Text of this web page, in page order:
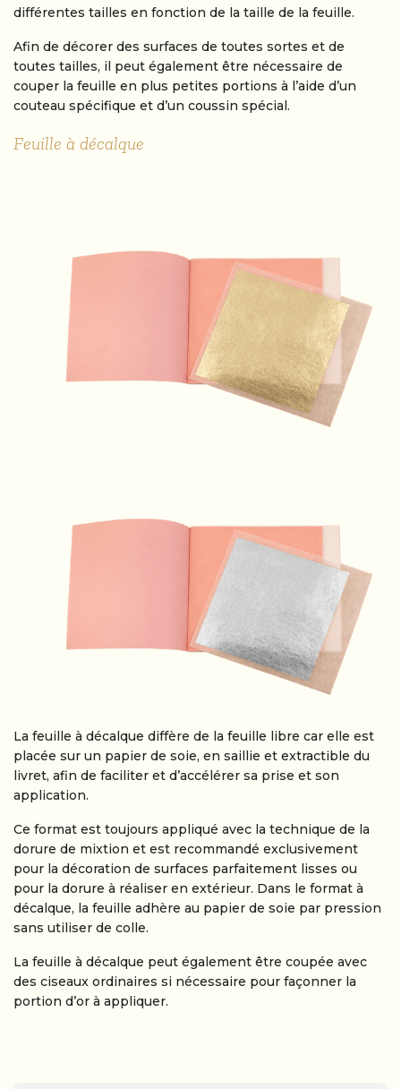
différentes tailles en fonction de la taille de la feuille.
Afin de décorer des surfaces de toutes sortes et de
toutes tailles, il peut également être nécessaire de
couper la feuille en plus petites portions à l’aide d’un
couteau spécifique et d’un coussin spécial.
Feuille à décalque
La feuille à décalque diffère de la feuille libre car elle est
placée sur un papier de soie, en saillie et extractible du
livret, afin de faciliter et d’accélérer sa prise et son
application.
Ce format est toujours appliqué avec la technique de la
dorure de mixtion et est recommandé exclusivement
pour la décoration de surfaces parfaitement lisses ou
pour la dorure à réaliser en extérieur. Dans le format à
décalque, la feuille adhère au papier de soie par pression
sans utiliser de colle.
La feuille à décalque peut également être coupée avec
des ciseaux ordinaires si nécessaire pour façonner la
portion d’or à appliquer.